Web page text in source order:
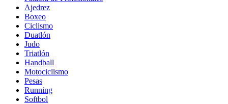
Ajedrez
Boxeo
Ciclismo
Duatlón
Judo
Triatlón
Handball
Motociclismo
Pesas
Running
Softbol